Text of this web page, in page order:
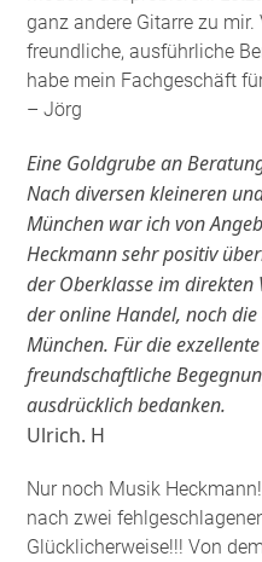
ganz andere Gitarre zu
freundliche, ausführliche
habe mein Fachgeschäft
– Jörg
Eine Goldgrube an
Nach diversen kleineren
München war ich von
Heckmann sehr positiv
der Oberklasse im direkten
der online Handel, noch
München. Für die
freundschaftliche
ausdrücklich bedanken.
Ulrich. H
Nur noch Musik
nach zwei
Glücklicherweise!!! Von